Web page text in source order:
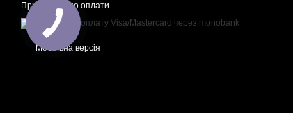
Приймаємо до оплати
Мобільна версія